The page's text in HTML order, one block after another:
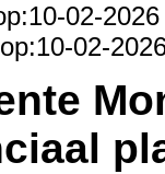
02-2026
02-